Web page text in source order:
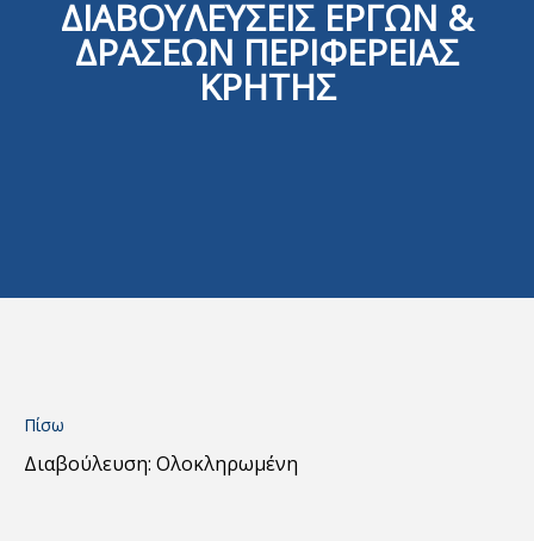
ΔΙΑΒΟΥΛΕΥΣΕΙΣ ΕΡΓΩΝ &
ΔΡΑΣΕΩΝ ΠΕΡΙΦΕΡΕΙΑΣ
ΚΡΗΤΗΣ
Πίσω
Διαβούλευση: Ολοκληρωμένη